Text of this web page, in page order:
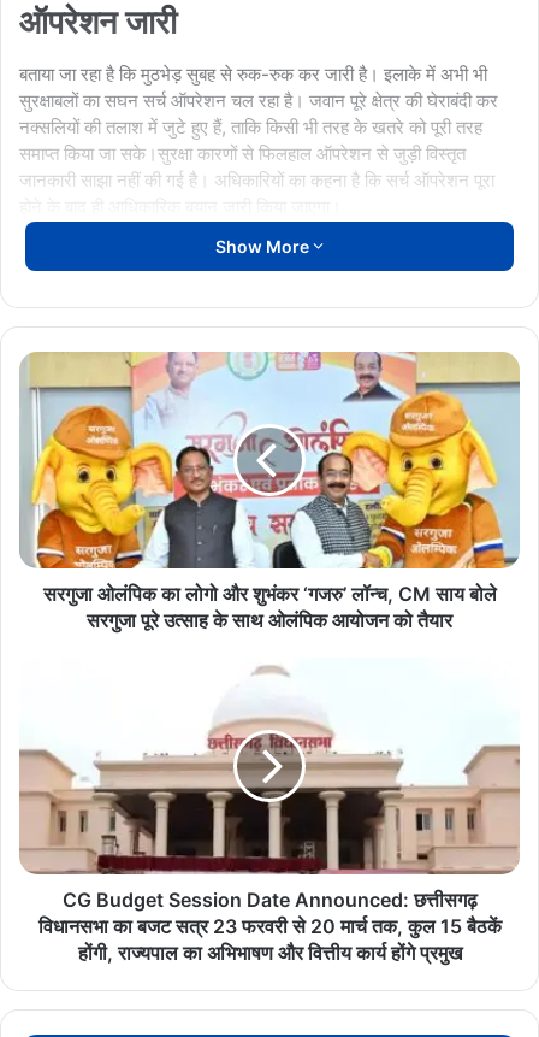
ऑपरेशन जारी
बताया जा रहा है कि मुठभेड़ सुबह से रुक-रुक कर जारी है। इलाके में अभी भी
सुरक्षाबलों का सघन सर्च ऑपरेशन चल रहा है। जवान पूरे क्षेत्र की घेराबंदी कर
नक्सलियों की तलाश में जुटे हुए हैं, ताकि किसी भी तरह के खतरे को पूरी तरह
समाप्त किया जा सके।सुरक्षा कारणों से फिलहाल ऑपरेशन से जुड़ी विस्तृत
जानकारी साझा नहीं की गई है। अधिकारियों का कहना है कि सर्च ऑपरेशन पूरा
इलाके में अलर्ट, अतिरिक्त बल तैनात
मुठभेड़ के बाद पूरे इलाके में हाई अलर्ट घोषित कर दिया गया है। संभावित नक्सली
मूवमेंट को देखते हुए आसपास के क्षेत्रों में अतिरिक्त सुरक्षा बलों की तैनाती भी की
गई है। प्रारंभिक जानकारी के अनुसार, मारे गए नक्सलियों की पहचान और उनके
संगठन से जुड़े विवरण की पुष्टि की जा रही है। बरामद हथियारों की जांच भी की जा
रही है।
Bijapur News DRG ऑपरेशन
नक्सली मुठभेड़ बीजापुर मुठभेड़
सुरक्षाबलों की कार्रवाई
Show More
सरगुजा
ओलंपिक
और
शुभंकर
‘गजरु’
लॉन्च,
CM
ओलंपिक
आयोजन
सरगुजा ओलंपिक का लोगो और शुभंकर ‘गजरु’ लॉन्च, CM साय बोले
सरगुजा पूरे उत्साह के साथ ओलंपिक आयोजन को तैयार
Date
Announced:
छत्तीसगढ़
विधानसभा
का
बजट
20
CG Budget Session Date Announced: छत्तीसगढ़
विधानसभा का बजट सत्र 23 फरवरी से 20 मार्च तक, कुल 15 बैठकें
होंगी, राज्यपाल का अभिभाषण और वित्तीय कार्य होंगे प्रमुख